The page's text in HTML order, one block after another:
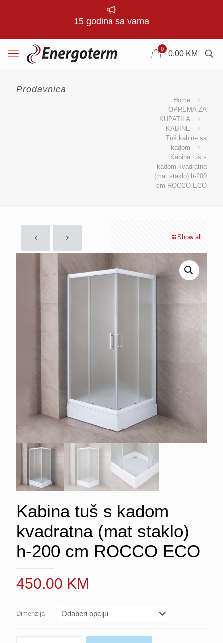
15 godina sa vama
0
0.00 KM
Prodavnica
Home
OPREMA ZA
KUPATILA
KABINE
Tuš kabine sa
kadom
Kabina tuš s
kadom kvadratna
(mat staklo) h-200
cm ROCCO ECO
Show all
Kabina tuš s kadom
kvadratna (mat staklo)
h-200 cm ROCCO ECO
450.00 KM
Dimenzija